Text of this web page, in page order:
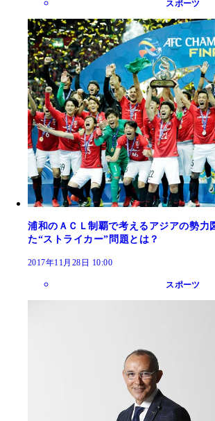
スポーツ
浦和のＡＣＬ制覇で考えるアジアの勢力
た“ストライカー”問題とは？
2017年11月28日 10:00
スポーツ